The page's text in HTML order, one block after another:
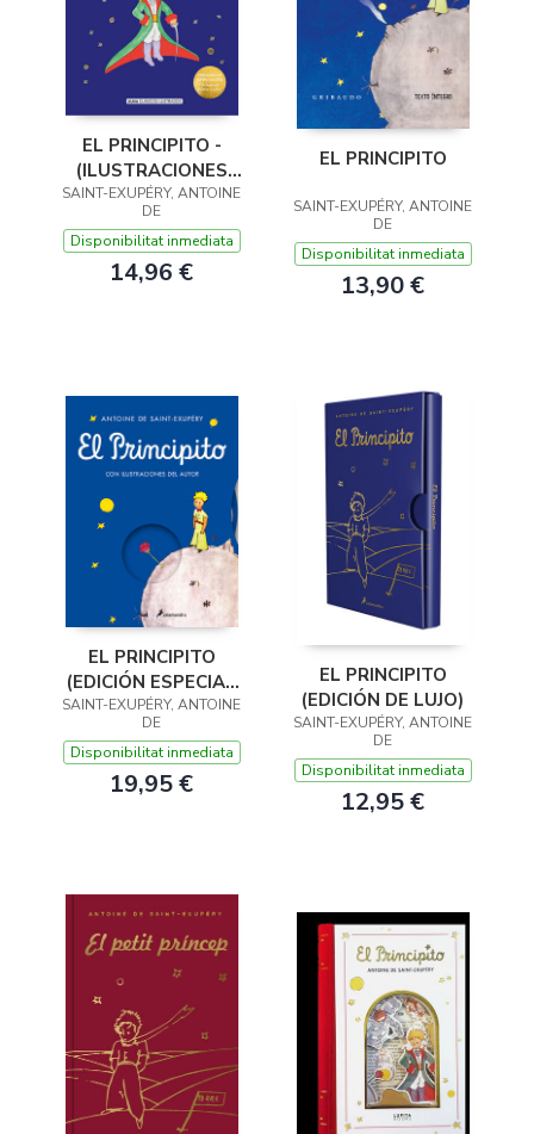
EL PRINCIPITO -
(ILUSTRACIONES
ORIGINALES)
SAINT-EXUPÉRY, ANTOINE
DE
Disponibilitat inmediata
14,96 €
EL PRINCIPITO
SAINT-EXUPÉRY, ANTOINE
DE
Disponibilitat inmediata
13,90 €
EL PRINCIPITO
(EDICIÓN ESPECIAL
CUBIERTA CON
RUEDA)
SAINT-EXUPÉRY, ANTOINE
DE
Disponibilitat inmediata
19,95 €
EL PRINCIPITO
(EDICIÓN DE LUJO)
SAINT-EXUPÉRY, ANTOINE
DE
Disponibilitat inmediata
12,95 €